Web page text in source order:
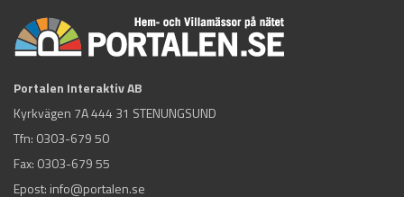
Portalen Interaktiv AB
Kyrkvägen 7A 444 31 STENUNGSUND
Tfn: 0303-679 50
Fax: 0303-679 55
Epost: info@portalen.se